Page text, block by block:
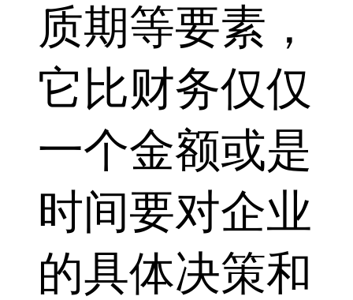
质期等要素，
它比财务仅仅
一个金额或是
时间要对企业
的具体决策和